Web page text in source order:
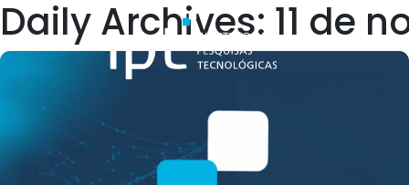
Daily Archives: 11 de